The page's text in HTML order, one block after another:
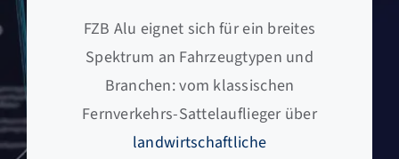
FZB Alu eignet sich für ein breites
Spektrum an Fahrzeugtypen und
Branchen: vom klassischen
Fernverkehrs-Sattelauflieger über
landwirtschaftliche